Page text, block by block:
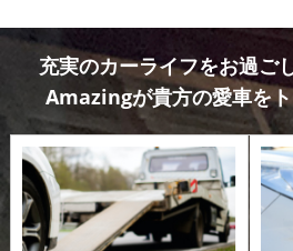
充実のカーライフをお過ご
Amazingが貴方の愛車をト